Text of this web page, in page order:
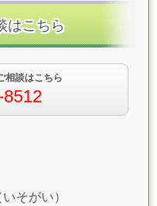
はこちら
相談はこちら
そがい）